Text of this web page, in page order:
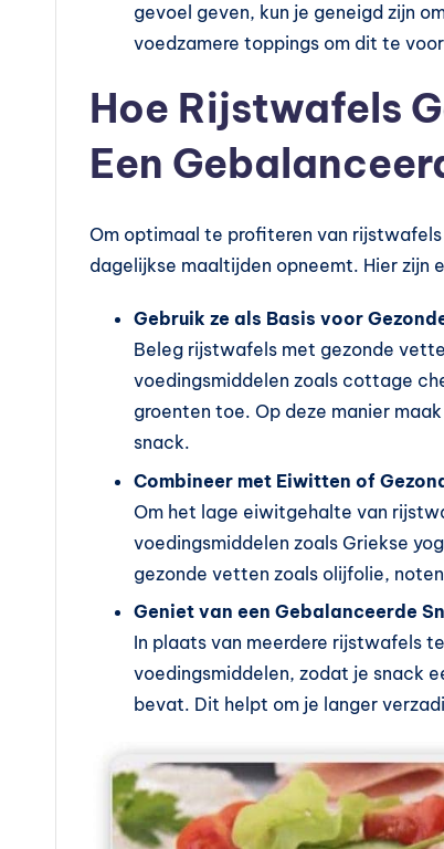
gevoel geven, kun je geneigd zijn
voedzamere toppings om dit te
Hoe Rijstwafels
Een
Om optimaal te profiteren van
dagelijkse maaltijden opneemt. Hier zijn
Gebruik ze als Basis voor
Beleg rijstwafels met gezonde
voedingsmiddelen zoals cottage
groenten toe. Op deze manier
snack.
Combineer met Eiwitten of
Om het lage eiwitgehalte van
voedingsmiddelen zoals Griekse
gezonde vetten zoals olijfolie,
Geniet van een Gebalanceerde
In plaats van meerdere rijstwafels
voedingsmiddelen, zodat je snack
bevat. Dit helpt om je langer